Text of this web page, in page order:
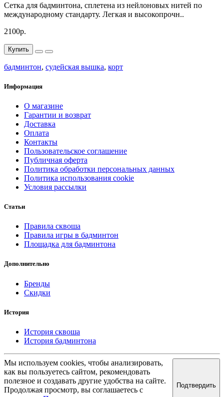
Сетка для бадминтона, сплетена из нейлоновых нитей по
международному стандарту. Легкая и высокопрочн..
2100р.
Купить
бадминтон, судейская вышка, корт
Информация
О магазине
Гарантии и возврат
Доставка
Оплата
Контакты
Пользовательское соглашение
Публичная оферта
Политика обработки персональных данных
Политика использования cookie
Условия рассылки
Статьи
Правила сквоша
Правила игры в бадминтон
Площадка для бадминтона
Дополнительно
Бренды
Скидки
История
История сквоша
История бадминтона
Мы используем cookies, чтобы анализировать,
как вы пользуетесь сайтом, рекомендовать
полезное и создавать другие удобства на сайте.
Продолжая просмотр, вы соглашаетесь с
Подтвердить